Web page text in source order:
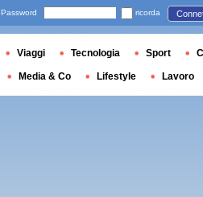
Password ricorda
Viaggi Tecnologia Sport
Media & Co Lifestyle Lavoro